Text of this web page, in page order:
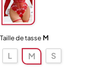
Taille de tasse M
L M S